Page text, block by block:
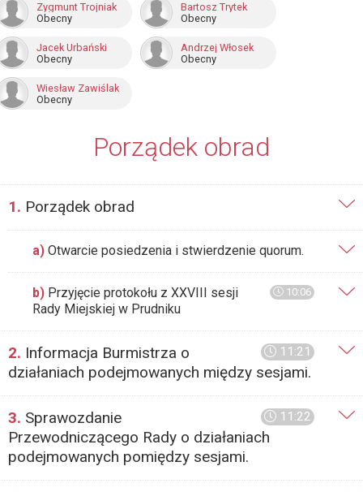
Zygmunt Trojniak
Obecny
Bartosz Trytek
Obecny
Jacek Urbański
Obecny
Andrzej Włosek
Obecny
Wiesław Zawiślak
Obecny
Porządek obrad
1. Porządek obrad
a) Otwarcie posiedzenia i stwierdzenie quorum.
10:06
b) Przyjęcie protokołu z XXVIII sesji
Rady Miejskiej w Prudniku
11:21
2. Informacja Burmistrza o
działaniach podejmowanych między sesjami.
11:22
3. Sprawozdanie
Przewodniczącego Rady o działaniach
podejmowanych pomiędzy sesjami.